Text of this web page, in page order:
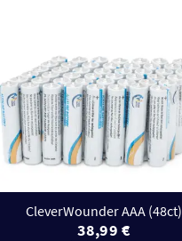
CleverWounder AAA (48ct)
38,99 €